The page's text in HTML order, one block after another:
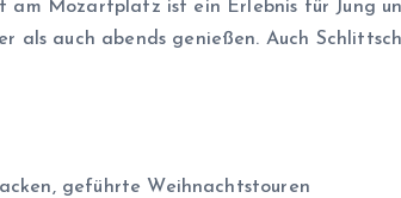
Mozartplatz ist ein Erlebnis für Jung
als auch abends genießen. Auch
geführte Weihnachtstouren